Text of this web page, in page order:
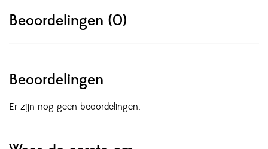
Beoordelingen (0)
Beoordelingen
Er zijn nog geen beoordelingen.